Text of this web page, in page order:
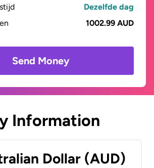
Dezelfde dag
1002.99 AUD
Send Money
Information
Dollar (AUD)